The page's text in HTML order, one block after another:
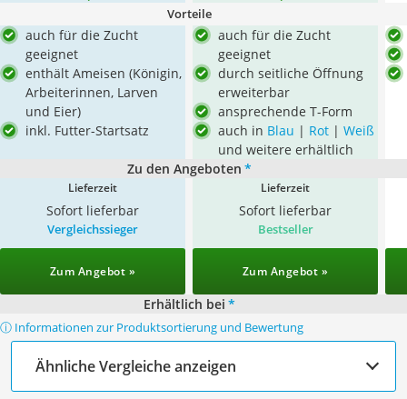
Vorteile
auch für die Zucht
geeignet
enthält Ameisen (Königin,
Arbeiterinnen, Larven
und Eier)
inkl. Futter-Startsatz
auch für die Zucht
geeignet
durch seitliche Öffnung
erweiterbar
ansprechende T-Form
auch in Blau | Rot | Weiß
und weitere erhältlich
Zu den Angeboten *
Lieferzeit
Sofort lieferbar
Lieferzeit
Sofort lieferbar
Vergleichssieger
Zum Angebot »
Bestseller
Zum Angebot »
Erhältlich bei *
ⓘ Informationen zur Produktsortierung und Bewertung
Ähnliche Vergleiche anzeigen